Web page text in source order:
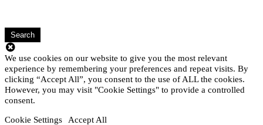
Search
We use cookies on our website to give you the most relevant
experience by remembering your preferences and repeat visits. By
clicking “Accept All”, you consent to the use of ALL the cookies.
However, you may visit "Cookie Settings" to provide a controlled
consent.
Cookie Settings Accept All